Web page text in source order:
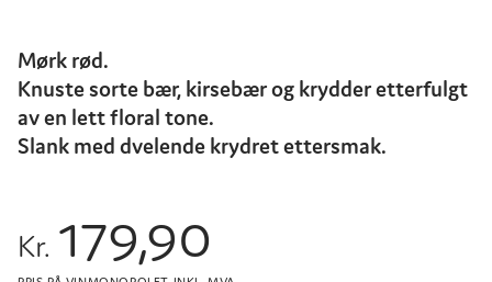
Mørk rød.
Knuste sorte bær, kirsebær og krydder etterfulgt
av en lett floral tone.
Slank med dvelende krydret ettersmak.
Kr. 179,90